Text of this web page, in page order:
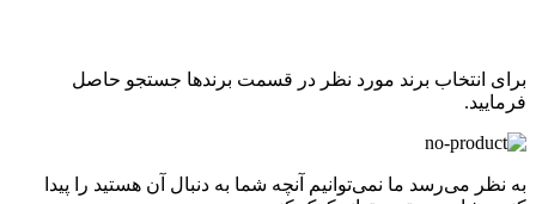
برای انتخاب برند مورد نظر در قسمت برندها جستجو حاصل
فرمایید.
به نظر می‌رسد ما نمی‌توانیم آنچه شما به دنبال آن هستید را پیدا